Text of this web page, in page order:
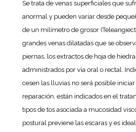
Se trata de venas superficiales que
anormal y pueden variar desde
de un milímetro de grosor
grandes venas dilatadas que se
piernas, los extractos de hoja de
administrados por vía oral o rectal.
cesen las lluvias no será posible
reparación, están indicados en el
tipos de tos asociada a mucosidad
postural previene las escaras y es